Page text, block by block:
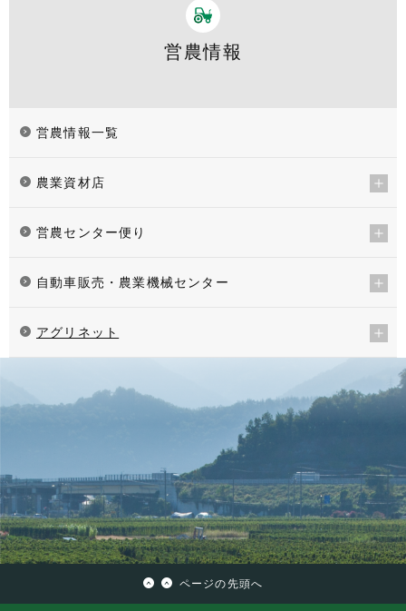
営農情報
営農情報一覧
農業資材店
営農センター便り
自動車販売・農業機械センター
アグリネット
ページの先頭へ